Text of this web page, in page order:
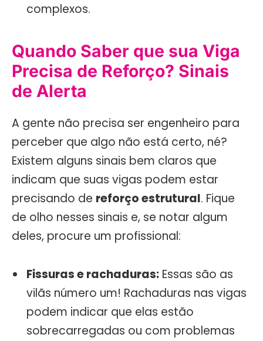
complexos.
Quando Saber que sua Viga
Precisa de Reforço? Sinais
de Alerta
A gente não precisa ser engenheiro para
perceber que algo não está certo, né?
Existem alguns sinais bem claros que
indicam que suas vigas podem estar
precisando de reforço estrutural. Fique
de olho nesses sinais e, se notar algum
deles, procure um profissional:
Fissuras e rachaduras: Essas são as
vilãs número um! Rachaduras nas vigas
podem indicar que elas estão
sobrecarregadas ou com problemas